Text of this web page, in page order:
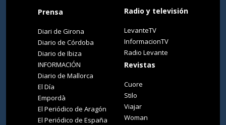
Prensa
Diari de Girona
Diario de Córdoba
Diario de Ibiza
INFORMACIÓN
Diario de Mallorca
El Día
Empordà
El Periódico de Aragón
El Periódico de España
Radio y televisión
LevanteTV
InformacionTV
Radio Levante
Revistas
Cuore
Stilo
Viajar
Woman